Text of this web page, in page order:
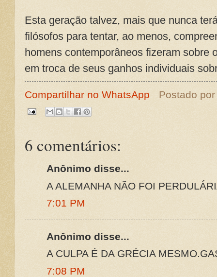
Esta geração talvez, mais que nunca
filósofos para tentar, ao menos,
homens contemporâneos fizeram sobre
em troca de seus ganhos individuais
Compartilhar no WhatsApp Postado
6 comentários:
Anônimo disse...
A ALEMANHA NÃO FOI
7:01 PM
Anônimo disse...
A CULPA É DA GRÉCIA
7:08 PM